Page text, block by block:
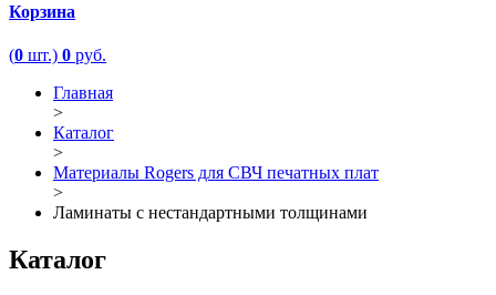
Корзина
(0 шт.) 0 руб.
Главная
>
Каталог
>
Материалы Rogers для СВЧ печатных плат
>
Ламинаты с нестандартными толщинами
Каталог